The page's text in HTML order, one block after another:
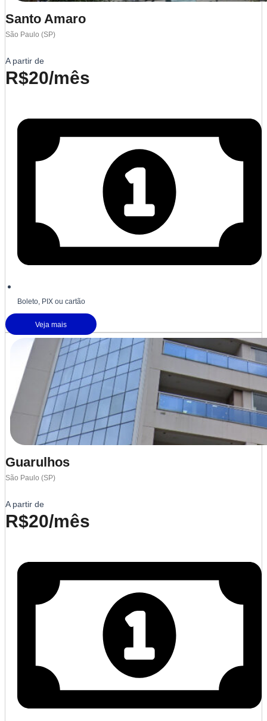
Santo Amaro
São Paulo (SP)
A partir de
R$20/mês
Boleto, PIX ou cartão
Veja mais
Guarulhos
São Paulo (SP)
A partir de
R$20/mês